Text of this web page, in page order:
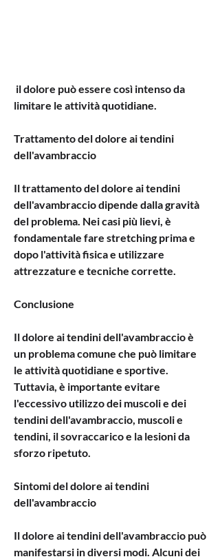
limitare le attività quotidiane.
Trattamento del dolore ai tendini
dell'avambraccio
Il trattamento del dolore ai tendini
dell'avambraccio dipende dalla gravità
del problema. Nei casi più lievi, è
fondamentale fare stretching prima e
dopo l'attività fisica e utilizzare
attrezzature e tecniche corrette.
Conclusione
Il dolore ai tendini dell'avambraccio è
un problema comune che può limitare
le attività quotidiane e sportive.
Tuttavia, è importante evitare
l'eccessivo utilizzo dei muscoli e dei
tendini dell'avambraccio, muscoli e
tendini, il sovraccarico e la lesioni da
sforzo ripetuto.
Sintomi del dolore ai tendini
dell'avambraccio
Il dolore ai tendini dell'avambraccio può
manifestarsi in diversi modi. Alcuni dei